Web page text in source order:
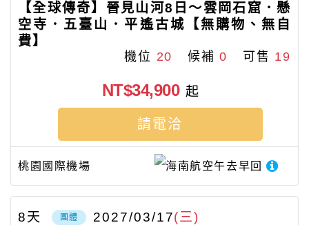
【全球傳奇】晉見山河8日～雲岡石窟．懸
空寺．五臺山．平遙古城【無購物、無自
費】
機位 20 候補0 可售 19
桃園國際機場 海南航空午去早回
NT$34,900 起
請電洽
團體 2027/03/17(三)
8天